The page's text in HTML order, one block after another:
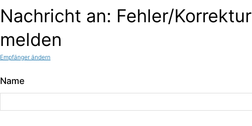
Nachricht an: Fehler/Korrektur
melden
Empfänger ändern
Name